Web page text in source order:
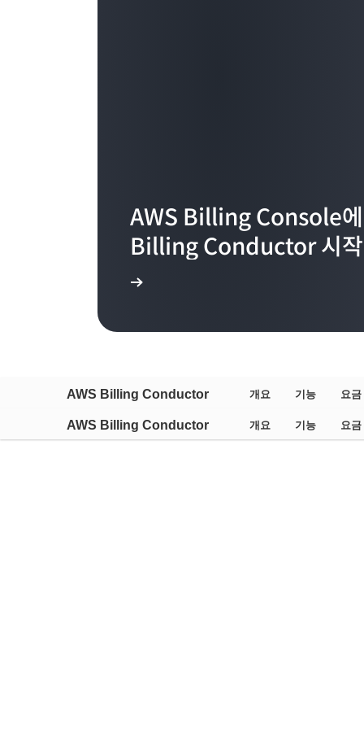
AWS Billing Console에
Billing Conductor 시작
AWS Billing Conductor 개요 기능 요금
AWS Billing Conductor 개요 기능 요금